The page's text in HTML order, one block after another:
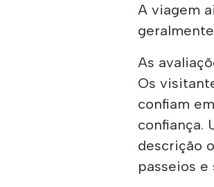
A viagem
As
Os
confiam
confiança.
descrição
passeios